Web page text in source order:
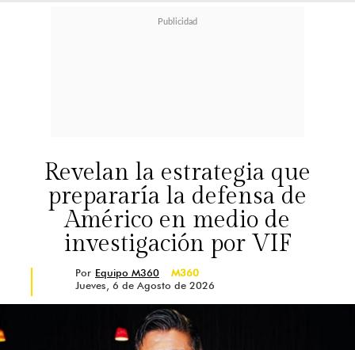
Revelan la estrategia que
prepararía la defensa de
Américo en medio de
investigación por VIF
Por Equipo M360
M360
Jueves, 6 de Agosto de 2026